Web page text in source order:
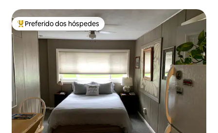
Entre os melhores preferidos dos hóspedes
Preferido dos hóspedes